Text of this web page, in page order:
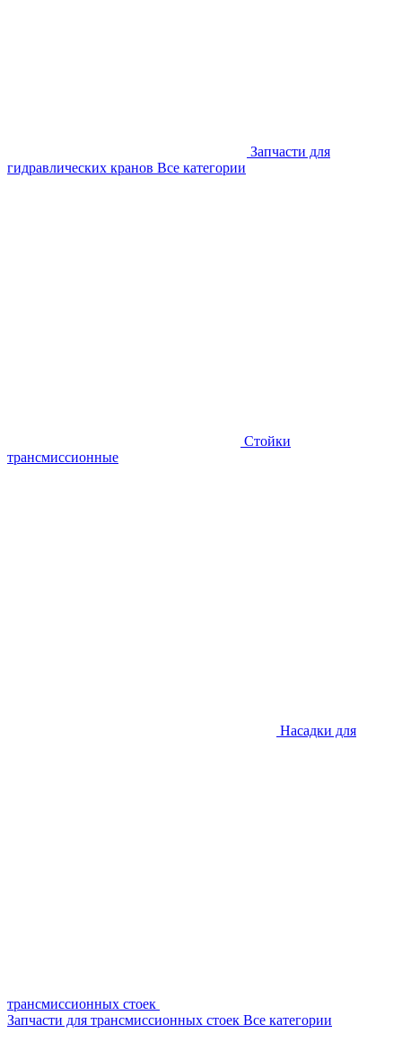
Запчасти для
гидравлических кранов Все категории
Стойки
трансмиссионные
Насадки для
трансмиссионных стоек
Запчасти для трансмиссионных стоек Все категории